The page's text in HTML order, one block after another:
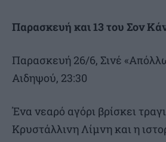
Παρασκευή και 13 του Σον
Παρασκευή 26/6, Σινέ
Αιδηψού, 23:30
Ένα νεαρό αγόρι βρίσκει
Κρυστάλλινη Λίμνη και η